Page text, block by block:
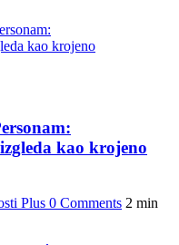
kao krojeno
Plus 0 Comments 2 min